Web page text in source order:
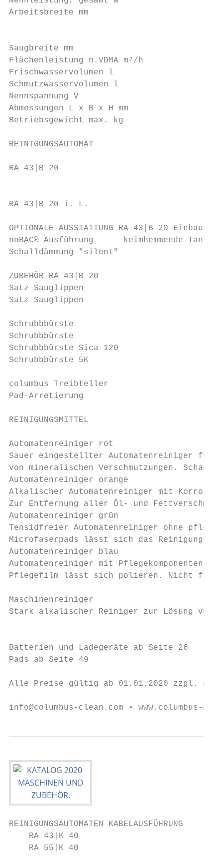
Arbeitsbreite mm
Saugbreite mm
Flächenleistung n.VDMA m²/h
Frischwasservolumen l                    20
Schmutzwasservolumen l                   23
Nennspannung V                           24
Abmessungen L x B x H mm
Betriebsgewicht max. kg
REINIGUNGSAUTOMAT
RA 43|B 20
RA 43|B 20 i. L.
OPTIONALE AUSSTATTUNG RA
noBAC® Ausführung
Schalldämmung "silent"
ZUBEHÖR RA 43|B 20
Satz Sauglippen
Satz Sauglippen
Schrubbbürste
Schrubbbürste
Schrubbbürste Sica 120
Schrubbbürste 5K
columbus Treibteller
Pad-Arretierung
REINIGUNGSMITTEL
Automatenreiniger rot
Sauer eingestellter Automatenreiniger für
von mineralischen
Automatenreiniger orange
Alkalischer Automatenreiniger mit
Zur Entfernung aller Öl- und
Automatenreiniger grün
Tensidfreier Automatenreiniger ohne
Microfaserpads lässt sich das
Automatenreiniger blau
Automatenreiniger mit Pflegekomponenten
Pflegefilm lässt sich polieren. Nicht
Maschinenreiniger
Stark alkalischer Reiniger zur Lösung von
Batterien und Ladegeräte ab Seite 26
Pads ab Seite 49
Alle Preise gültig ab 01.01.2020
info@columbus-clean.com • www.columbus-
REINIGUNGSAUTOMATEN KABELAUSFÜHRUNG
    RA 43|K 40
    RA 55|K 40